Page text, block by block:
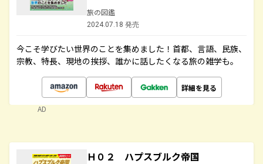
旅の図鑑
2024.07.18 発売
今こそ学びたい世界のことを集めました！首都、言語、民族、
宗教、特長、現地の挨拶、誰かに話したくなる旅の雑学も。
詳細を見る
AD
Ｈ０２ ハプスブルク帝国